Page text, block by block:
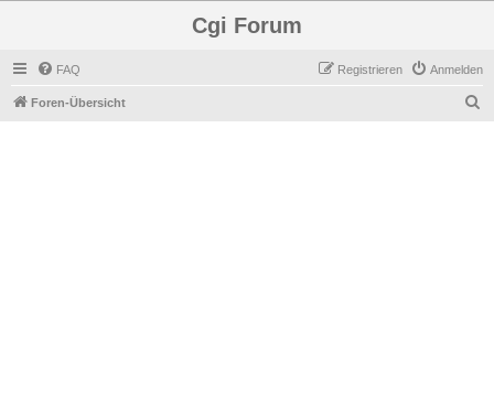
Cgi Forum
FAQ Anmelden
Registrieren
Foren-Übersicht